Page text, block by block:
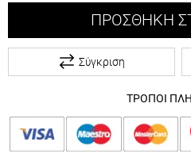
ΠΡΟΣΘΉΚΗ
Σύγκριση
ΤΡΟΠΟΙ